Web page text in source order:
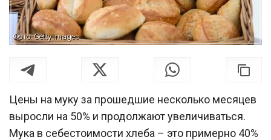
Фото: Getty Images
Цены на муку за прошедшие несколько месяцев
выросли на 50% и продолжают увеличиваться.
Мука в себестоимости хлеба – это примерно 40%